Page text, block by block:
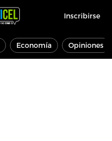
Inscribirse
Economía Opiniones